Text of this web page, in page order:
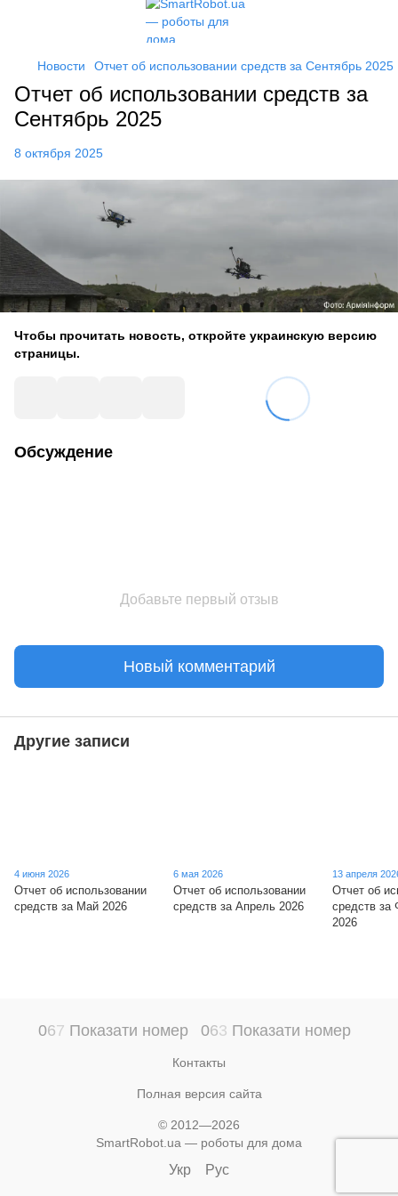
Новости Отчет об использовании средств за Сентябрь 2025
Отчет об использовании средств за
Сентябрь 2025
8 октября 2025
Чтобы прочитать новость, откройте украинскую версию
страницы.
Обсуждение
Добавьте первый отзыв
Новый комментарий
Другие записи
4 июня 2026
Отчет об использовании
средств за Май 2026
6 мая 2026
Отчет об использовании
средств за Апрель 2026
13 апреля
Отчет об
средств за
2026
067 Показати номер 063 Показати номер
Контакты
Полная версия сайта
© 2012—2026
SmartRobot.ua — роботы для дома
Укр Рус